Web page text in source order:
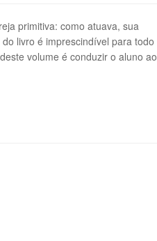
primitiva: como atuava, sua
livro é imprescindível para todo
volume é conduzir o aluno ao